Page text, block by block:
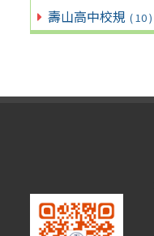
壽山高中校規 ( 10 )